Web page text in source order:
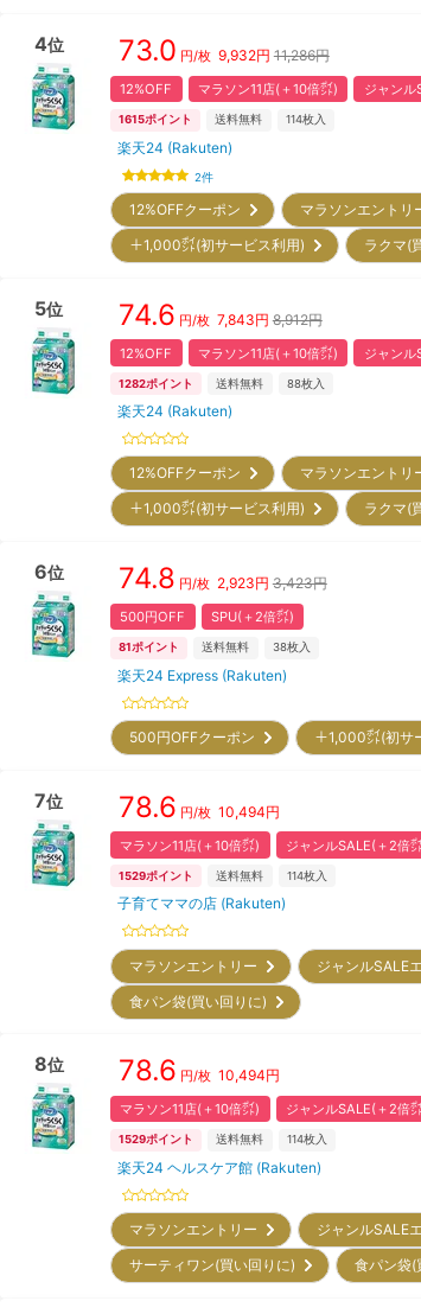
4位 73.0 円/枚 9,932円 11,286円
12%OFF マラソン11店(＋10倍㌽) ジャンル
1615ポイント 送料無料 114枚入
楽天24 (Rakuten)
2件
12%OFFクーポン マラソンエント
＋1,000㌽(初サービス利用)
ラクマ(
5位 74.6 円/枚 7,843円 8,912円
12%OFF マラソン11店(＋10倍㌽) ジャンル
1282ポイント 送料無料 88枚入
楽天24 (Rakuten)
12%OFFクーポン マラソンエント
＋1,000㌽(初サービス利用)
ラクマ(
6位 74.8 円/枚 2,923円 3,423円
500円OFF SPU(＋2倍㌽)
81ポイント 送料無料 38枚入
楽天24 Express (Rakuten)
500円OFFクーポン ＋1,000㌽(初
7位 78.6 円/枚 10,494円
マラソン11店(＋10倍㌽) ジャンルSALE(＋2倍
1529ポイント 送料無料 114枚入
子育てママの店 (Rakuten)
マラソンエントリー ジャンルSALE
食パン袋(買い回りに)
8位 78.6 円/枚 10,494円
マラソン11店(＋10倍㌽) ジャンルSALE(＋2倍
1529ポイント 送料無料 114枚入
楽天24 ヘルスケア館 (Rakuten)
マラソンエントリー ジャンルSALE
サーティワン(買い回りに)
食パン袋